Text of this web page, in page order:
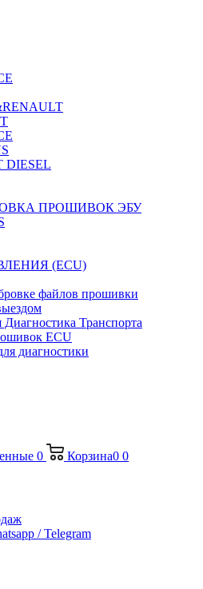
DIESEL
ПРОШИВОК ЭБУ
(ECU)
файлов прошивки
Транспорта
ECU
диагностики
0 Корзина0 0
/ Telegram